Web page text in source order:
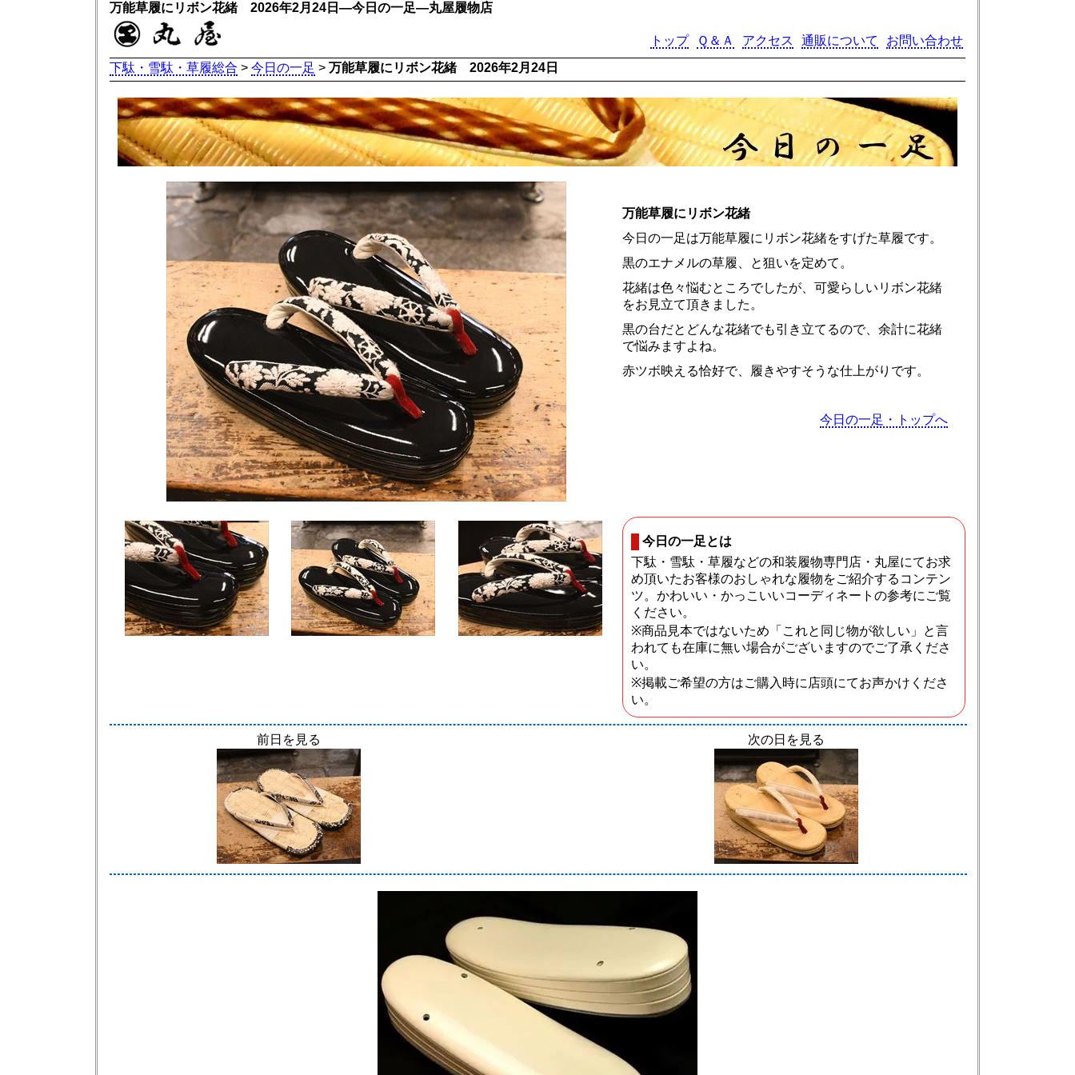
万能草履にリボン花緒 2026年2月24日―今日の一足―丸屋履物店
トップ Ｑ＆Ａ アクセス 通販について
お問い合わせ
下駄・雪駄・草履総合 > 今日の一足 > 万能草履にリボン花緒 2026年2月24日
万能草履にリボン花緒
今日の一足は万能草履にリボン花緒をすげた草履です。
黒のエナメルの草履、と狙いを定めて。
花緒は色々悩むところでしたが、可愛らしいリボン花緒
をお見立て頂きました。
黒の台だとどんな花緒でも引き立てるので、余計に花緒
で悩みますよね。
赤ツボ映える恰好で、履きやすそうな仕上がりです。
今日の一足・トップへ
今日の一足とは
下駄・雪駄・草履などの和装履物専門店・丸屋にてお求
め頂いたお客様のおしゃれな履物をご紹介するコンテン
ツ。かわいい・かっこいいコーディネートの参考にご覧
ください。
※商品見本ではないため「これと同じ物が欲しい」と言
われても在庫に無い場合がございますのでご了承くださ
い。
※掲載ご希望の方はご購入時に店頭にてお声かけくださ
い。
前日を見る 次の日を見る